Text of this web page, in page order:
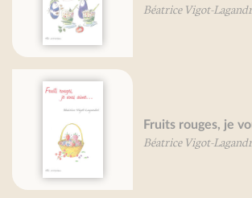
Béatrice Vigot-Lagandré
Fruits rouges, je vous aime...
Béatrice Vigot-Lagandré